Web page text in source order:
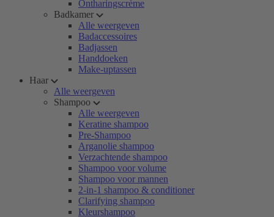
Ontharingscrème
Badkamer
Alle weergeven
Badaccessoires
Badjassen
Handdoeken
Make-uptassen
Haar
Alle weergeven
Shampoo
Alle weergeven
Keratine shampoo
Pre-Shampoo
Arganolie shampoo
Verzachtende shampoo
Shampoo voor volume
Shampoo voor mannen
2-in-1 shampoo & conditioner
Clarifying shampoo
Kleurshampoo